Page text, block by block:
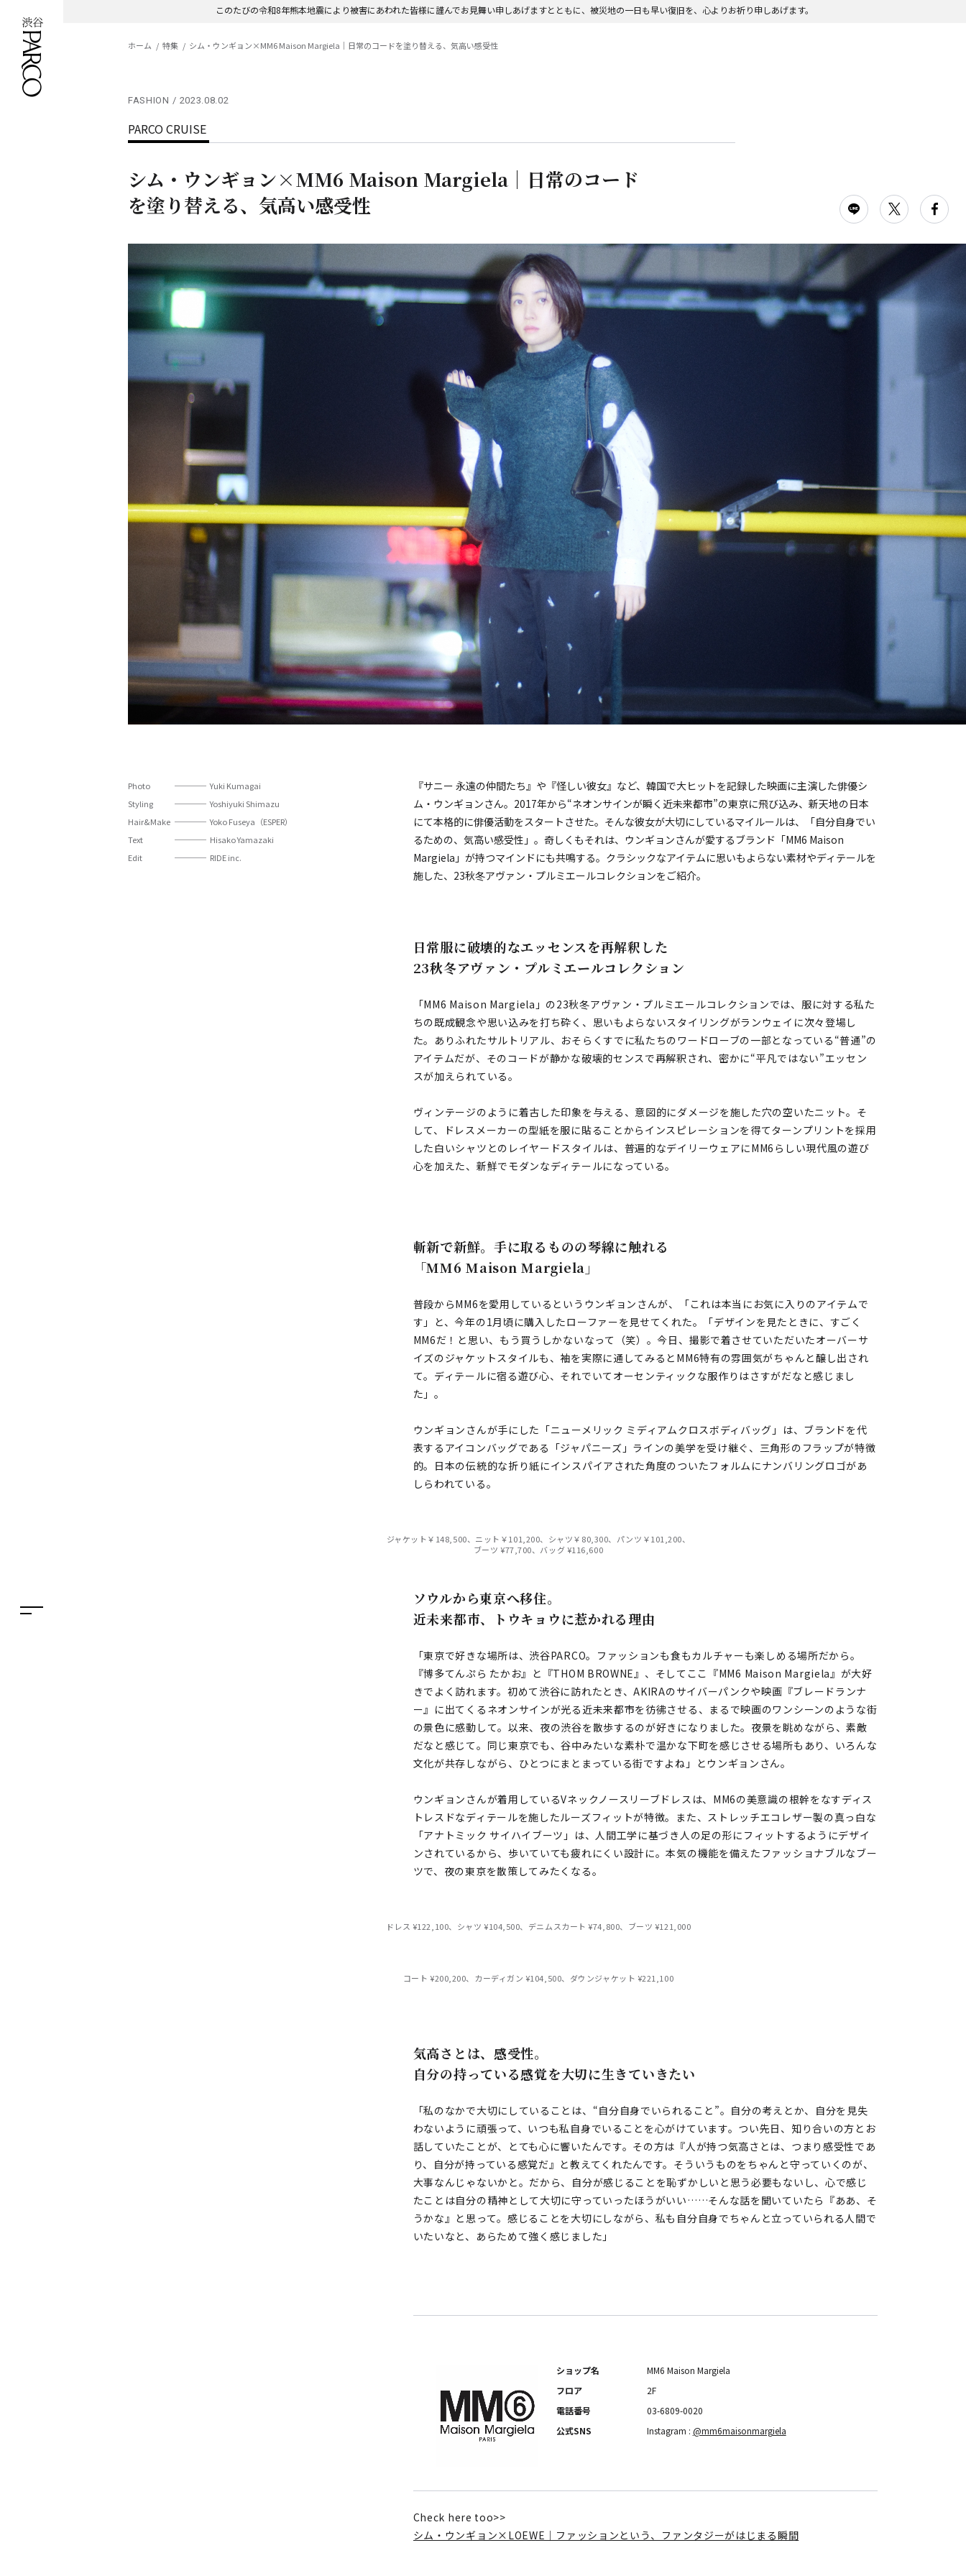
このたびの令和8年熊本地震により被害にあわれた皆様に謹んでお見舞い申しあげますとともに、被災地の一日も早い復旧を、心よりお祈り申しあげます。
ホーム 特集 シム・ウンギョン×MM6 Maison Margiela｜日常のコードを塗り替える、気高い感受性
FASHION 2023.08.02
PARCO CRUISE
シム・ウンギョン×MM6 Maison Margiela｜日常のコード
を塗り替える、気高い感受性
『サニー 永遠の仲間たち』や『怪しい彼女』など、韓国で大ヒットを記録した映画に主演した俳優シ
ム・ウンギョンさん。2017年から“ネオンサインが瞬く近未来都市”の東京に飛び込み、新天地の日本
にて本格的に俳優活動をスタートさせた。そんな彼女が大切にしているマイルールは、「自分自身でい
るための、気高い感受性」。奇しくもそれは、ウンギョンさんが愛するブランド「MM6 Maison
Margiela」が持つマインドにも共鳴する。クラシックなアイテムに思いもよらない素材やディテールを
施した、23秋冬アヴァン・プルミエールコレクションをご紹介。
Photo
Yuki Kumagai
Styling
Yoshiyuki Shimazu
Hair&Make
Yoko Fuseya（ESPER）
Text
Hisako Yamazaki
Edit
RIDE inc.
日常服に破壊的なエッセンスを再解釈した
23秋冬アヴァン・プルミエールコレクション
「MM6 Maison Margiela」の23秋冬アヴァン・プルミエールコレクションでは、服に対する私た
ちの既成観念や思い込みを打ち砕く、思いもよらないスタイリングがランウェイに次々登場し
た。ありふれたサルトリアル、おそらくすでに私たちのワードローブの一部となっている“普通”の
アイテムだが、そのコードが静かな破壊的センスで再解釈され、密かに“平凡ではない”エッセン
スが加えられている。
ヴィンテージのように着古した印象を与える、意図的にダメージを施した穴の空いたニット。そ
して、ドレスメーカーの型紙を服に貼ることからインスピレーションを得てターンプリントを採用
した白いシャツとのレイヤードスタイルは、普遍的なデイリーウェアにMM6らしい現代風の遊び
心を加えた、新鮮でモダンなディテールになっている。
斬新で新鮮。手に取るものの琴線に触れる
「MM6 Maison Margiela」
普段からMM6を愛用しているというウンギョンさんが、「これは本当にお気に入りのアイテムで
す」と、今年の1月頃に購入したローファーを見せてくれた。「デザインを見たときに、すごく
MM6だ！と思い、もう買うしかないなって（笑）。今日、撮影で着させていただいたオーバーサ
イズのジャケットスタイルも、袖を実際に通してみるとMM6特有の雰囲気がちゃんと醸し出され
て。ディテールに宿る遊び心、それでいてオーセンティックな服作りはさすがだなと感じまし
た」。
ウンギョンさんが手にした「ニューメリック ミディアムクロスボディバッグ」は、ブランドを代
表するアイコンバッグである「ジャパニーズ」ラインの美学を受け継ぐ、三角形のフラップが特徴
的。日本の伝統的な折り紙にインスパイアされた角度のついたフォルムにナンバリングロゴがあ
しらわれている。
ジャケット￥148,500、ニット￥101,200、シャツ￥80,300、パンツ￥101,200、
ブーツ ¥77,700、バッグ ¥116,600
ソウルから東京へ移住。
近未来都市、トウキョウに惹かれる理由
「東京で好きな場所は、渋谷PARCO。ファッションも食もカルチャーも楽しめる場所だから。
『博多てんぷら たかお』と『THOM BROWNE』、そしてここ『MM6 Maison Margiela』が大好
きでよく訪れます。初めて渋谷に訪れたとき、AKIRAのサイバーパンクや映画『ブレードランナ
ー』に出てくるネオンサインが光る近未来都市を彷彿させる、まるで映画のワンシーンのような街
の景色に感動して。以来、夜の渋谷を散歩するのが好きになりました。夜景を眺めながら、素敵
だなと感じて。同じ東京でも、谷中みたいな素朴で温かな下町を感じさせる場所もあり、いろんな
文化が共存しながら、ひとつにまとまっている街ですよね」とウンギョンさん。
ウンギョンさんが着用しているVネックノースリーブドレスは、MM6の美意識の根幹をなすディス
トレスドなディテールを施したルーズフィットが特徴。また、ストレッチエコレザー製の真っ白な
「アナトミック サイハイブーツ」は、人間工学に基づき人の足の形にフィットするようにデザイ
ンされているから、歩いていても疲れにくい設計に。本気の機能を備えたファッショナブルなブー
ツで、夜の東京を散策してみたくなる。
ドレス ¥122,100、シャツ ¥104,500、デニムスカート ¥74,800、ブーツ ¥121,000
コート ¥200,200、カーディガン ¥104,500、ダウンジャケット ¥221,100
気高さとは、感受性。
自分の持っている感覚を大切に生きていきたい
「私のなかで大切にしていることは、“自分自身でいられること”。自分の考えとか、自分を見失
わないように頑張って、いつも私自身でいることを心がけています。つい先日、知り合いの方とお
話していたことが、とても心に響いたんです。その方は『人が持つ気高さとは、つまり感受性であ
り、自分が持っている感覚だ』と教えてくれたんです。そういうものをちゃんと守っていくのが、
大事なんじゃないかと。だから、自分が感じることを恥ずかしいと思う必要もないし、心で感じ
たことは自分の精神として大切に守っていったほうがいい……そんな話を聞いていたら『ああ、そ
うかな』と思って。感じることを大切にしながら、私も自分自身でちゃんと立っていられる人間で
いたいなと、あらためて強く感じました」
ショップ名
MM6 Maison Margiela
フロア
2F
電話番号
03-6809-0020
公式SNS
Instagram : @mm6maisonmargiela
Check here too>>
シム・ウンギョン×LOEWE｜ファッションという、ファンタジーがはじまる瞬間